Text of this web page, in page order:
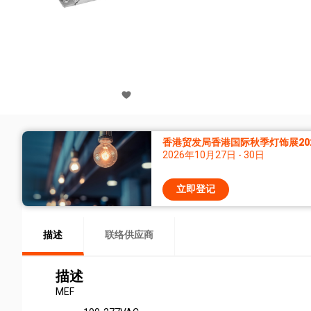
香港贸发局香港国际秋季灯饰展
2026年10月27日 - 30日
立即登记
描述 联络供应商
描述
MEF